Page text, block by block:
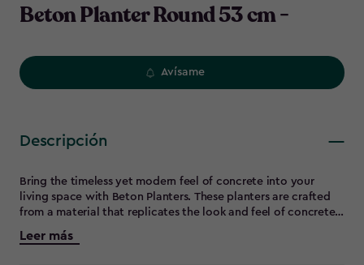
Beton Planter Round 53 cm -
Avísame
Descripción
Bring the timeless yet modern feel of concrete into your
living space with Beton Planters. These planters are crafted
from a material that replicates the look and feel of concrete,
without the burdensome weight. Whether you want to
enhance your indoor decor or elevate your garden, Beton
Leer más